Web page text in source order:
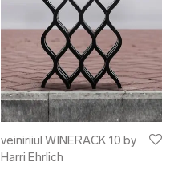
veiniriiul WINERACK 10 by
Harri Ehrlich